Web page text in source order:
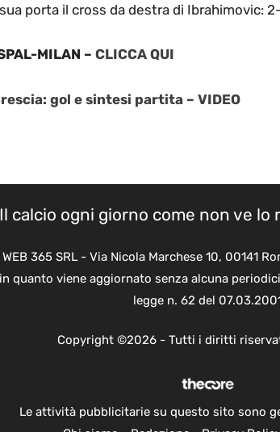
porta il cross da destra di Ibrahimovic:
MILAN – CLICCA QUI
gol e sintesi partita – VIDEO
Il calcio ogni giorno come non ve lo
365 SRL - Via Nicola Marchese 10, 00141
quanto viene aggiornato senza alcuna
legge n. 62 del
Copyright ©2026 - Tutti i diritti
Le attività pubblicitarie su questo sito sono